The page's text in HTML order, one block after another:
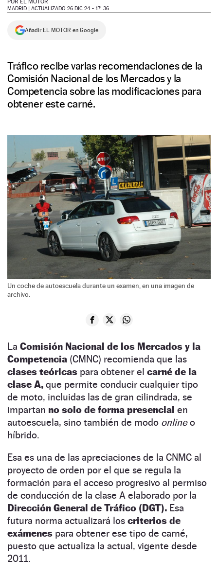
NEWSLETTER
POR EL MOTOR
MADRID | ACTUALIZADO 26 DIC 24 - 17: 36
Añadir EL MOTOR en Google
Tráfico recibe varias recomendaciones de la
Comisión Nacional de los Mercados y la
Competencia sobre las modificaciones para
obtener este carné.
Un coche de autoescuela durante un examen, en una imagen de
archivo.
La Comisión Nacional de los Mercados y la
Competencia (CMNC) recomienda que las
clases teóricas para obtener el carné de la
clase A, que permite conducir cualquier tipo
de moto, incluidas las de gran cilindrada, se
impartan no solo de forma presencial en
autoescuela, sino también de modo onlineo
híbrido.
Esa es una de las apreciaciones de la CNMC al
proyecto de orden por el que se regula la
formación para el acceso progresivo al permiso
de conducción de la clase A elaborado por la
Dirección General de Tráfico (DGT). Esa
futura norma actualizará los criterios de
exámenes para obtener ese tipo de carné,
puesto que actualiza la actual, vigente desde
2011.